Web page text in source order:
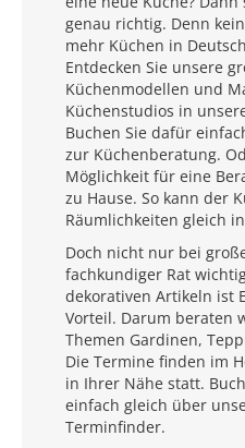
genau richtig. Denn
mehr Küchen in
Entdecken Sie unsere
Küchenmodellen und
Küchenstudios in
Buchen Sie dafür
zur Küchenberatung.
Möglichkeit für eine
zu Hause. So kann der
Räumlichkeiten gleich
Doch nicht nur bei
fachkundiger Rat
dekorativen Artikeln ist
Vorteil. Darum beraten
Themen Gardinen,
Die Termine finden im
in Ihrer Nähe statt.
einfach gleich über
Terminfinder.